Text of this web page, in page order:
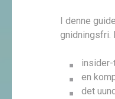
I denne
gnidningsfri.
insider-
en
det